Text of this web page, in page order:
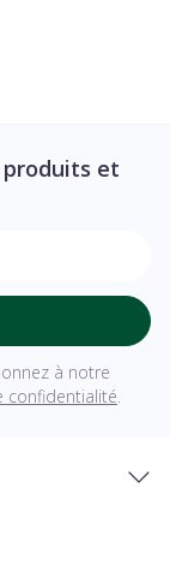
produits et
à notre
confidentialité.